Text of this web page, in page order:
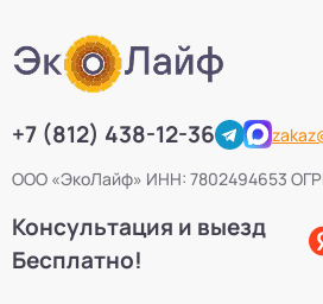
+7 (812) 438-12-36
ООО «ЭкоЛайф» ИНН: 7802494653
Консультация и выезд
Бесплатно!